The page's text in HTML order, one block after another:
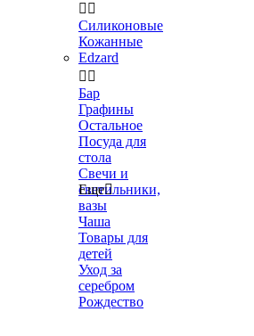
 
Силиконовые
Кожанные
Edzard
 
Бар
Графины
Остальное
Посуда для
стола
Свечи и
светильники,
вазы
Чаша
Товары для
детей
Уход за
серебром
Рождество
Еще